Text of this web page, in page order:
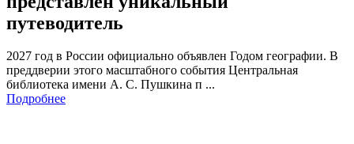
путеводитель
2027 год в России официально объявлен Годом географии. В
преддверии этого масштабного события Центральная
библиотека имени А. С. Пушкина п ...
Подробнее